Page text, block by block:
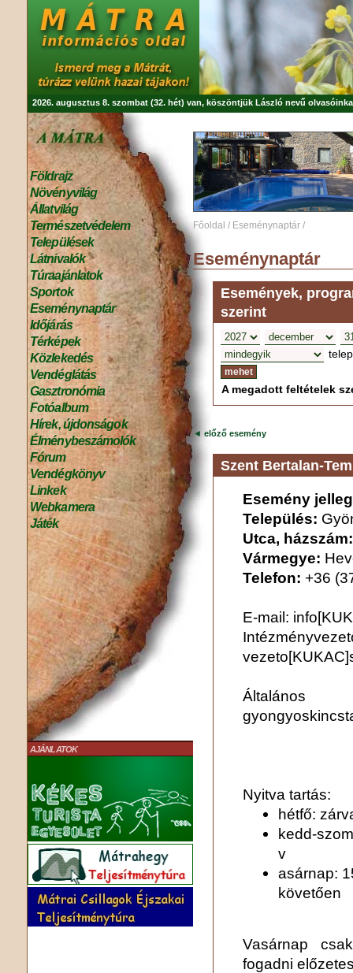
2026. augusztus 8. szombat (32. hét) van, köszöntjük László nevű
Földrajz
Növényvilág
Állatvilág
Természetvédelem
Települések
Látnivalók
Túraajánlatok
Sportok
Eseménynaptár
Időjárás
Térképek
Közlekedés
Vendéglátás
Gasztronómia
Fotóalbum
Hírek, újdonságok
Élménybeszámolók
Fórum
Vendégkönyv
Linkek
Webkamera
Játék
AJÁNLATOK
Főoldal / Eseménynaptár /
Eseménynaptár
Események,
szerint
A megadott feltételek
◄ előző esemény
Szent Bertalan-
Esemény
Település:
Utca, házszám:
Vármegye:
Telefon: +36
E-mail:
Nyitva tartás:
hétfő:
kedd-
v
asárnap:
követően
Vasárnap
fogadni